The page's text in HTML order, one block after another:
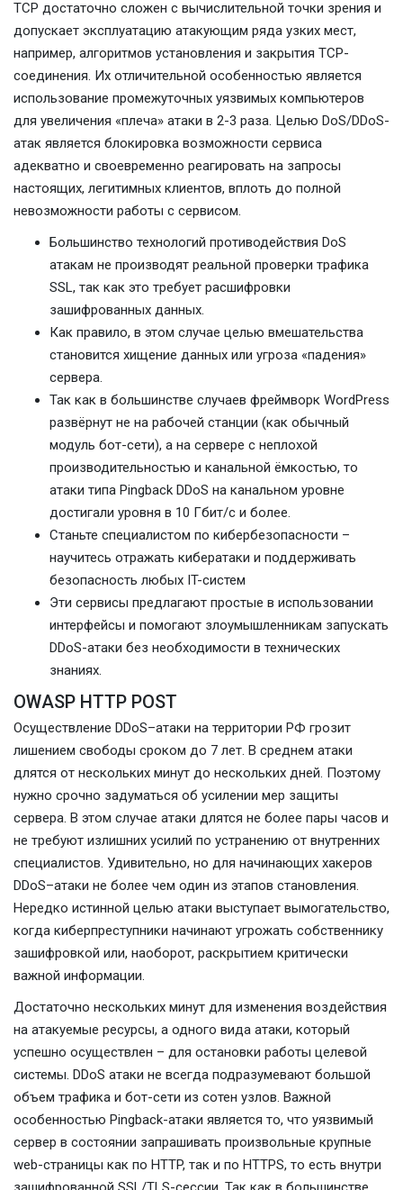
TCP достаточно сложен с вычислительной точки зрения и
допускает эксплуатацию атакующим ряда узких мест,
например, алгоритмов установления и закрытия TCP-
соединения. Их отличительной особенностью является
использование промежуточных уязвимых компьютеров
для увеличения «плеча» атаки в 2-3 раза. Целью DoS/DDoS-
атак является блокировка возможности сервиса
адекватно и своевременно реагировать на запросы
настоящих, легитимных клиентов, вплоть до полной
невозможности работы с сервисом.
Большинство технологий противодействия DoS
атакам не производят реальной проверки трафика
SSL, так как это требует расшифровки
зашифрованных данных.
Как правило, в этом случае целью вмешательства
становится хищение данных или угроза «падения»
сервера.
Так как в большинстве случаев фреймворк WordPress
развёрнут не на рабочей станции (как обычный
модуль бот-сети), а на сервере с неплохой
производительностью и канальной ёмкостью, то
атаки типа Pingback DDoS на канальном уровне
достигали уровня в 10 Гбит/с и более.
Станьте специалистом по кибербезопасности –
научитесь отражать кибератаки и поддерживать
безопасность любых IT-систем
Эти сервисы предлагают простые в использовании
интерфейсы и помогают злоумышленникам запускать
DDoS-атаки без необходимости в технических
знаниях.
OWASP HTTP POST
Осуществление DDoS–атаки на территории РФ грозит
лишением свободы сроком до 7 лет. В среднем атаки
длятся от нескольких минут до нескольких дней. Поэтому
нужно срочно задуматься об усилении мер защиты
сервера. В этом случае атаки длятся не более пары часов и
не требуют излишних усилий по устранению от внутренних
специалистов. Удивительно, но для начинающих хакеров
DDoS–атаки не более чем один из этапов становления.
Нередко истинной целью атаки выступает вымогательство,
когда киберпреступники начинают угрожать собственнику
зашифровкой или, наоборот, раскрытием критически
важной информации.
Достаточно нескольких минут для изменения воздействия
на атакуемые ресурсы, а одного вида атаки, который
успешно осуществлен – для остановки работы целевой
системы. DDoS атаки не всегда подразумевают большой
объем трафика и бот-сети из сотен узлов. Важной
особенностью Pingback-атаки является то, что уязвимый
сервер в состоянии запрашивать произвольные крупные
web-страницы как по HTTP, так и по HTTPS, то есть внутри